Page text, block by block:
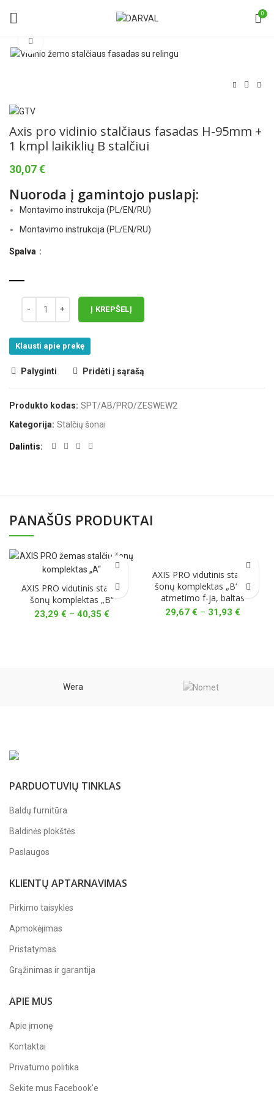
0
Axis pro vidinio stalčiaus fasadas H-95mm +
1 kmpl laikiklių B stalčiui
30,07€
Nuoroda į gamintojo puslapį:
Montavimo instrukcija (PL/EN/RU)
Montavimo instrukcija (PL/EN/RU)
Spalva
Į KREPŠELĮ
Klausti apie prekę
Palyginti Pridėti į sąrašą
Produkto kodas: SPT/AB/PRO/ZESWEW2
Kategorija: Stalčių šonai
Dalintis
PANAŠŪS PRODUKTAI
AXIS PRO vidutinis stalčių
šonų komplektas „B“
23,29 € – 40,35 €Price
AXIS PRO vidutinis stalčių
šonų komplektas „B“ su
atmetimo f-ja, baltas
29,67 € – 31,93 €Price
Wera
PARDUOTUVIŲ TINKLAS
Baldų furnitūra
Baldinės plokštės
Paslaugos
KLIENTŲ APTARNAVIMAS
Pirkimo taisyklės
Apmokėjimas
Pristatymas
Grąžinimas ir garantija
APIE MUS
Apie įmonę
Kontaktai
Privatumo politika
Sekite mus Facebook'e